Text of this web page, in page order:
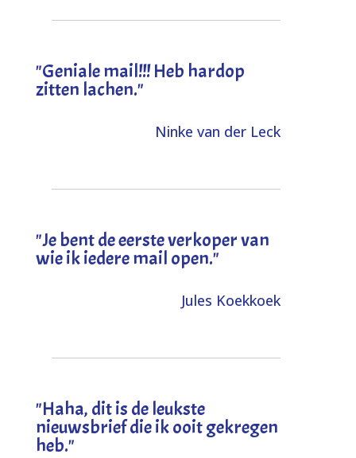
"Geniale mail!!! Heb hardop
zitten lachen."
Ninke van der Leck
"Je bent de eerste verkoper van
wie ik iedere mail open."
Jules Koekkoek
"Haha, dit is de leukste
nieuwsbrief die ik ooit gekregen
heb."